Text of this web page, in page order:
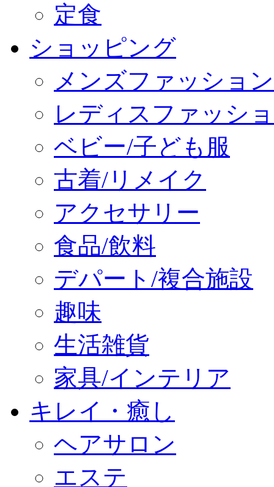
定食
ショッピング
メンズファッション
レディスファッシ
ベビー/子ども服
古着/リメイク
アクセサリー
食品/飲料
デパート/複合施設
趣味
生活雑貨
家具/インテリア
キレイ・癒し
ヘアサロン
エステ